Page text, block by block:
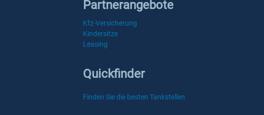
Partnerangebote
Kfz-Versicherung
Kindersitze
Leasing
Quickfinder
Finden Sie die besten Tankstellen